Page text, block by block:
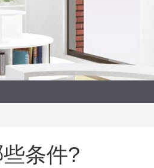
条件?